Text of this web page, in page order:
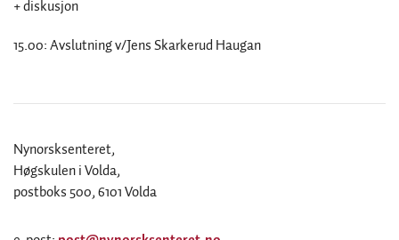
+ diskusjon
15.00: Avslutning v/Jens Skarkerud Haugan
Nynorsksenteret,
Høgskulen i Volda,
postboks 500, 6101 Volda